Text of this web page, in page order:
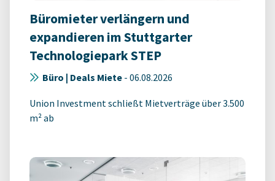
Büromieter verlängern und
expandieren im Stuttgarter
Technologiepark STEP
Büro | Deals Miete - 06.08.2026
Union Investment schließt Mietverträge über 3.500
m² ab